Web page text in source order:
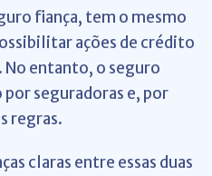
fiança, tem o mesmo
ações de crédito
No entanto, o seguro
seguradoras e, por
regras.
claras entre essas duas